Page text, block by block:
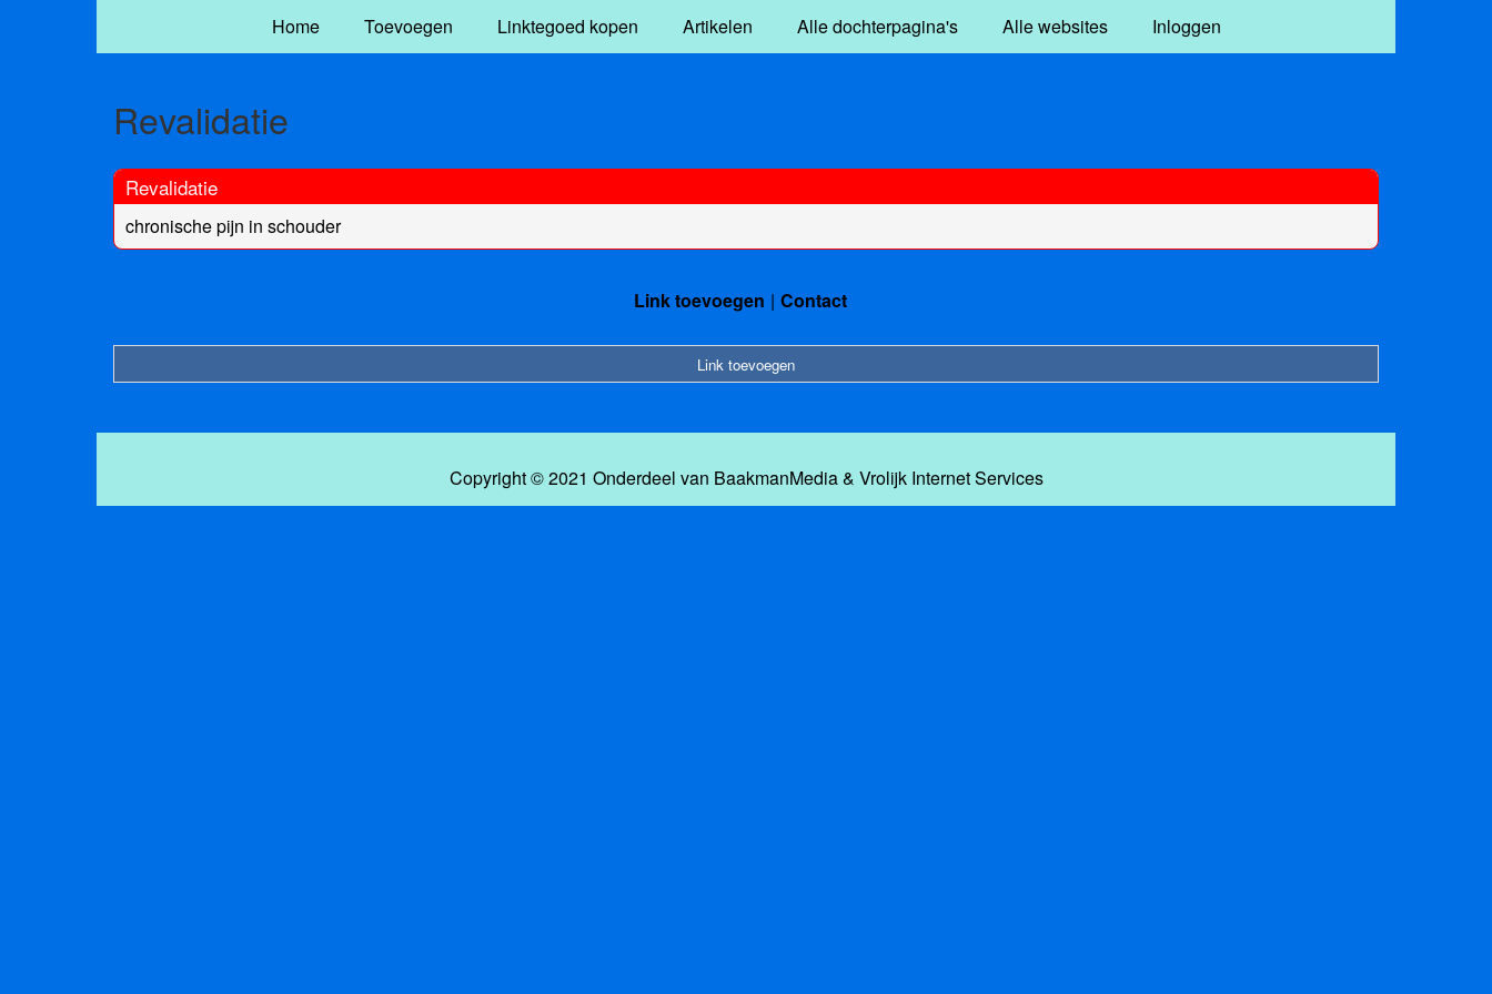
Home Toevoegen Linktegoed kopen Artikelen Alle dochterpagina's Alle websites Inloggen
Revalidatie
Revalidatie
chronische pijn in schouder
Link toevoegen Contact
Link toevoegen
Copyright © 2021 Onderdeel van BaakmanMedia& Vrolijk Internet Services